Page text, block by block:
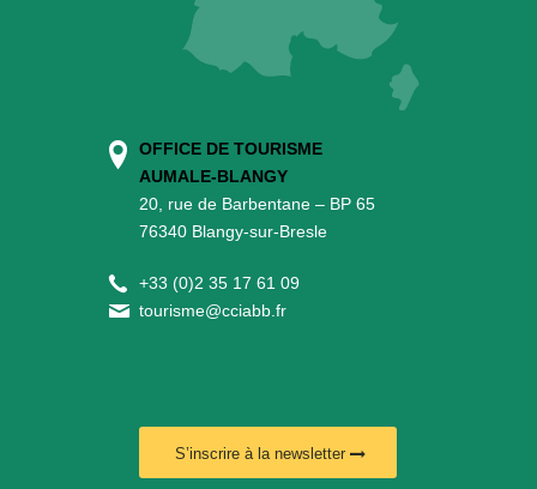
OFFICE DE TOURISME
AUMALE-BLANGY
20, rue de Barbentane – BP 65
76340 Blangy-sur-Bresle
+33 (0)2 35 17 61 09
tourisme@cciabb.fr
S’inscrire à la newsletter